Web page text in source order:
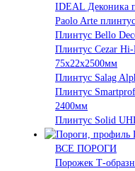
IDEAL Деконика
Paolo Arte
Плинтус Bello
Плинтус Cezar
75х22х2500мм
Плинтус Salag
Плинтус
2400мм
Плинтус Solid
ВСЕ ПОРОГИ
Порожек Т-